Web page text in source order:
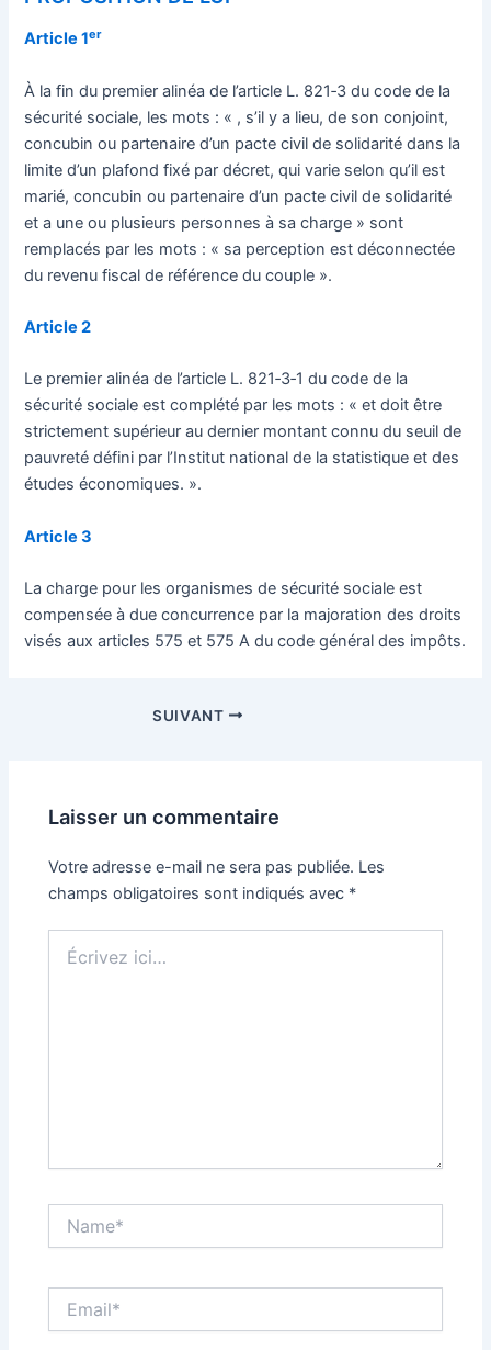
Article 1er
À la fin du premier alinéa de l’article L. 821‑3 du code de la
sécurité sociale, les mots : « , s’il y a lieu, de son conjoint,
concubin ou partenaire d’un pacte civil de solidarité dans la
limite d’un plafond fixé par décret, qui varie selon qu’il est
marié, concubin ou partenaire d’un pacte civil de solidarité
et a une ou plusieurs personnes à sa charge » sont
remplacés par les mots : « sa perception est déconnectée
du revenu fiscal de référence du couple ».
Article 2
Le premier alinéa de l’article L. 821‑3‑1 du code de la
sécurité sociale est complété par les mots : « et doit être
strictement supérieur au dernier montant connu du seuil de
pauvreté défini par l’Institut national de la statistique et des
études économiques. ».
Article 3
La charge pour les organismes de sécurité sociale est
compensée à due concurrence par la majoration des droits
visés aux articles 575 et 575 A du code général des impôts.
SUIVANT
Laisser un commentaire
Votre adresse e-mail ne sera pas publiée. Les
champs obligatoires sont indiqués avec *
ici…